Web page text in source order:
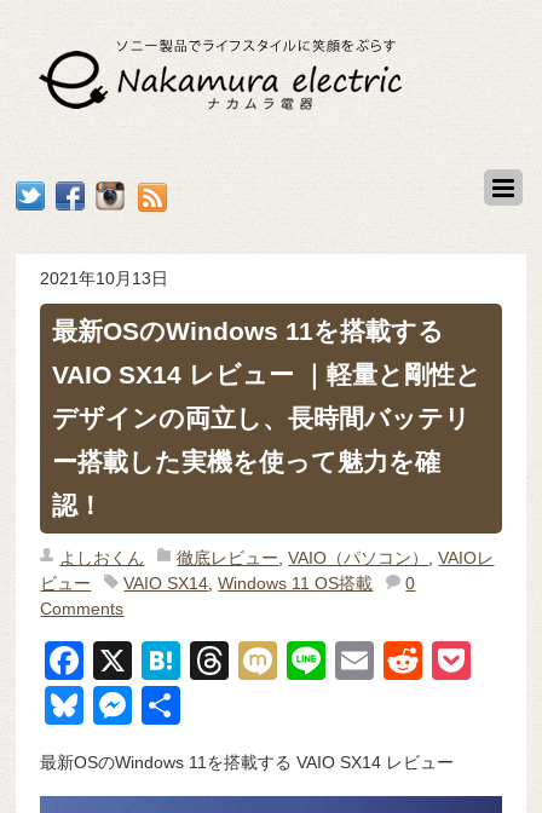
2021年10月13日
最新OSのWindows 11を搭載する
VAIO SX14 レビュー ｜軽量と剛性と
デザインの両立し、長時間バッテリ
ー搭載した実機を使って魅力を確
認！
よしおくん 徹底レビュー ,VAIO（パソコン） ,VAIOレ
ビュー
VAIO SX14 ,Windows 11 OS搭載
0
Comments
F
a
c
e
X
H
n
T
a
M
Li
E
R
di
Bl
e
M
ss
有
最新OSのWindows 11を搭載する VAIO SX14 レビュー